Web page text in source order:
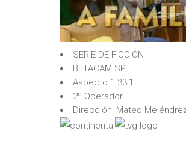
SERIE DE FICCIÓN
BETACAM SP
Aspecto 1.33:1
2º Operador
Dirección: Mateo